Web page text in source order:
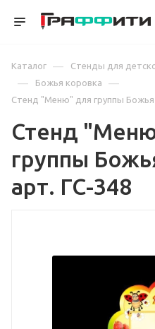
Каталог — Стенды для
— Божья коровка —
Стенд "Меню" для группы Божья
Стенд
группы
арт. ГС-348